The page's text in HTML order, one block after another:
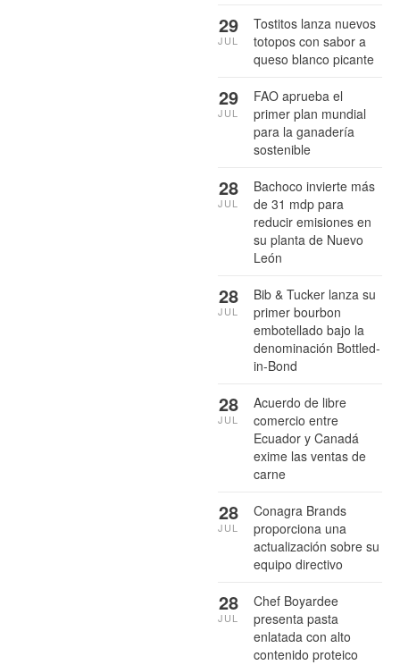
Tostitos lanza nuevos
totopos con sabor a
queso blanco picante
29
JUL
FAO aprueba el
primer plan mundial
para la ganadería
sostenible
29
JUL
Bachoco invierte más
de 31 mdp para
reducir emisiones en
su planta de Nuevo
León
28
JUL
Bib & Tucker lanza su
primer bourbon
embotellado bajo la
denominación Bottled-
in-Bond
28
JUL
Acuerdo de libre
comercio entre
Ecuador y Canadá
exime las ventas de
carne
28
JUL
Conagra Brands
proporciona una
actualización sobre su
equipo directivo
28
JUL
Chef Boyardee
presenta pasta
enlatada con alto
contenido proteico
28
JUL